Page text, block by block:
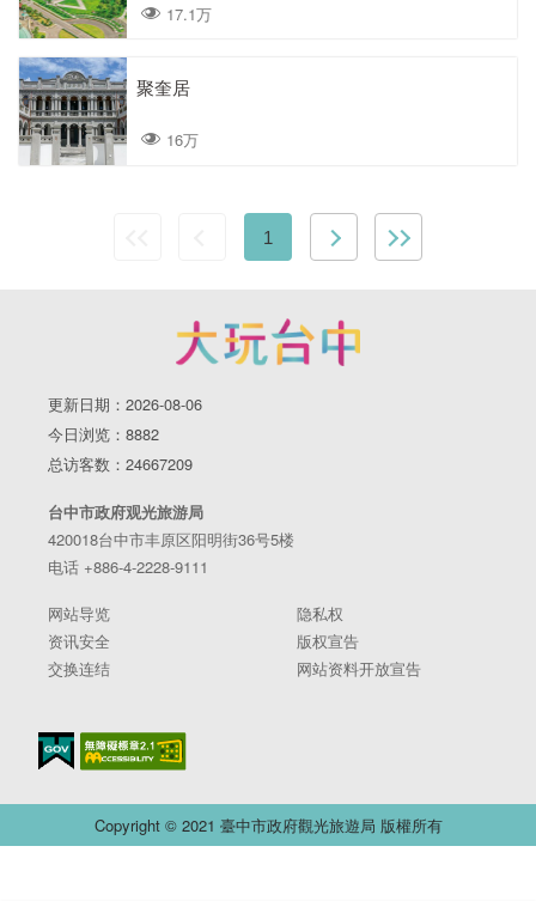
17.1万
聚奎居
16万
1
更新日期：2026-08-06
今日浏览：8882
总访客数：24667209
台中市政府观光旅游局
420018台中市丰原区阳明街36号5楼
电话 +886-4-2228-9111
网站导览
隐私权
资讯安全
版权宣告
交换连结
网站资料开放宣告
Copyright © 2021 臺中市政府觀光旅遊局 版權所有